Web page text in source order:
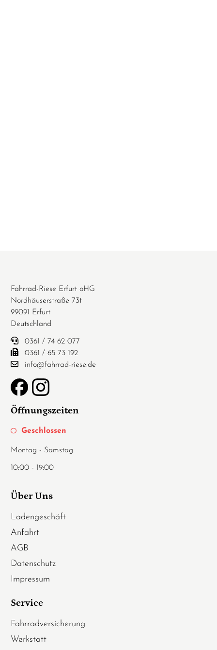
Fahrrad-Riese Erfurt oHG
Nordhäuserstraße 73t
99091 Erfurt
Deutschland
0361 / 74 62 077
0361 / 65 73 192
info@fahrrad-riese.de
Öffnungszeiten
Geschlossen
Montag - Samstag
10:00 - 19:00
Über Uns
Ladengeschäft
Anfahrt
AGB
Datenschutz
Impressum
Service
Fahrradversicherung
Werkstatt